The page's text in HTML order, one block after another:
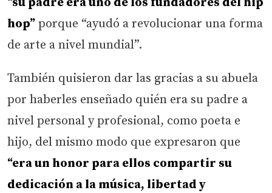
hop” porque “ayudó a revolucionar una forma
de arte a nivel mundial”.
También quisieron dar las gracias a su abuela
por haberles enseñado quién era su padre a
nivel personal y profesional, como poeta e
hijo, del mismo modo que expresaron que
“era un honor para ellos compartir su
dedicación a la música, libertad y